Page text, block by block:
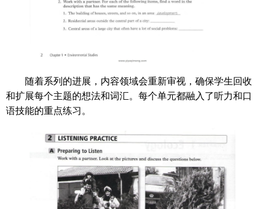
随着系列的进展，内容领域会重新审视，确保学生回收
和扩展每个主题的想法和词汇。每个单元都融入了听力和口
语技能的重点练习。